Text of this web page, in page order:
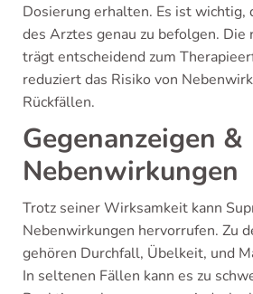
Dosierung erhalten. Es ist wichtig,
des Arztes genau zu befolgen.
trägt entscheidend zum
reduziert das Risiko von
Rückfällen.
Gegenanzeigen &
Nebenwirkungen
Trotz seiner Wirksamkeit kann
Nebenwirkungen hervorrufen. Zu
gehören Durchfall, Übelkeit, und
In seltenen Fällen kann es zu